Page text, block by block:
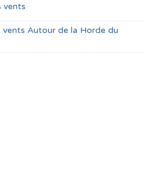
vents
Autour de la Horde du